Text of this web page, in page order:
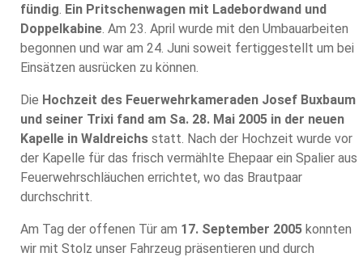
fündig Ein Pritschenwagen mit Ladebordwand und
Doppelkabine . Am 23. April wurde mit den Umbauarbeiten
begonnen und war am 24. Juni soweit fertiggestellt um bei
Einsätzen ausrücken zu können.
Die Hochzeit des Feuerwehrkameraden Josef Buxbaum
und seiner Trixi fand am Sa. 28. Mai 2005 in der neuen
Kapelle in Waldreichs statt. Nach der Hochzeit wurde vor
der Kapelle für das frisch vermählte Ehepaar ein Spalier aus
Feuerwehrschläuchen errichtet, wo das Brautpaar
durchschritt.
Am Tag der offenen Tür am 17. September 2005 konnten
wir mit Stolz unser Fahrzeug präsentieren und durch